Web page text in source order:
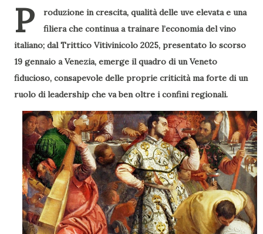
P
roduzione in crescita, qualità delle uve elevata e una
filiera che continua a trainare l’economia del vino
italiano; dal Trittico Vitivinicolo 2025, presentato lo scorso
19 gennaio a Venezia, emerge il quadro di un Veneto
fiducioso, consapevole delle proprie criticità ma forte di un
ruolo di leadership che va ben oltre i confini regionali.